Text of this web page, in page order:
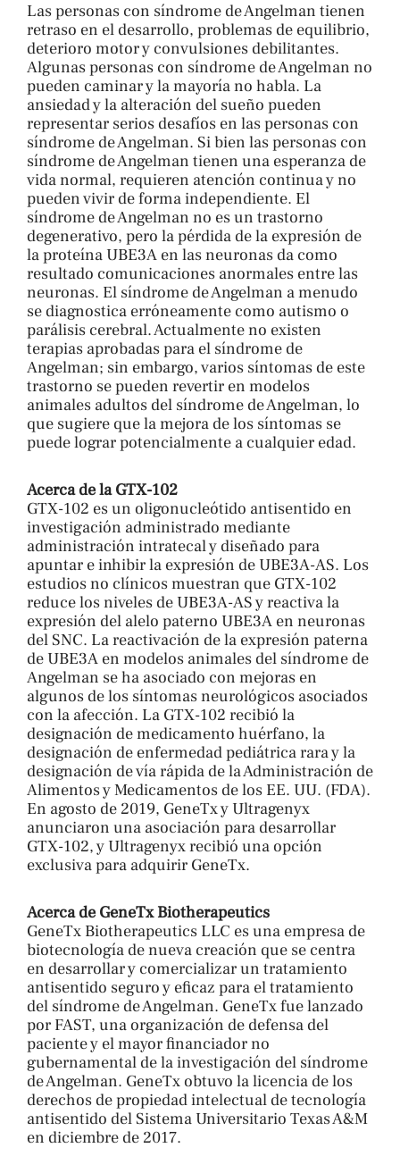
Las personas con síndrome de Angelman tienen
retraso en el desarrollo, problemas de equilibrio,
deterioro motor y convulsiones debilitantes.
Algunas personas con síndrome de Angelman no
pueden caminar y la mayoría no habla. La
ansiedad y la alteración del sueño pueden
representar serios desafíos en las personas con
síndrome de Angelman. Si bien las personas con
síndrome de Angelman tienen una esperanza de
vida normal, requieren atención continua y no
pueden vivir de forma independiente. El
síndrome de Angelman no es un trastorno
degenerativo, pero la pérdida de la expresión de
la proteína UBE3A en las neuronas da como
resultado comunicaciones anormales entre las
neuronas. El síndrome de Angelman a menudo
se diagnostica erróneamente como autismo o
parálisis cerebral. Actualmente no existen
terapias aprobadas para el síndrome de
Angelman; sin embargo, varios síntomas de este
trastorno se pueden revertir en modelos
animales adultos del síndrome de Angelman, lo
que sugiere que la mejora de los síntomas se
puede lograr potencialmente a cualquier edad.
Acerca de la GTX-102
GTX-102 es un oligonucleótido antisentido en
investigación administrado mediante
administración intratecal y diseñado para
apuntar e inhibir la expresión de UBE3A-AS. Los
estudios no clínicos muestran que GTX-102
reduce los niveles de UBE3A-AS y reactiva la
expresión del alelo paterno UBE3A en neuronas
del SNC. La reactivación de la expresión paterna
de UBE3A en modelos animales del síndrome de
Angelman se ha asociado con mejoras en
algunos de los síntomas neurológicos asociados
con la afección. La GTX-102 recibió la
designación de medicamento huérfano, la
designación de enfermedad pediátrica rara y la
designación de vía rápida de la Administración de
Alimentos y Medicamentos de los EE. UU. (FDA).
En agosto de 2019, GeneTx y Ultragenyx
anunciaron una asociación para desarrollar
GTX-102, y Ultragenyx recibió una opción
exclusiva para adquirir GeneTx.
Acerca de GeneTx Biotherapeutics
GeneTx Biotherapeutics LLC es una empresa de
biotecnología de nueva creación que se centra
en desarrollar y comercializar un tratamiento
antisentido seguro y eficaz para el tratamiento
del síndrome de Angelman. GeneTx fue lanzado
por FAST, una organización de defensa del
paciente y el mayor financiador no
gubernamental de la investigación del síndrome
de Angelman. GeneTx obtuvo la licencia de los
derechos de propiedad intelectual de tecnología
antisentido del Sistema Universitario Texas A&M
en diciembre de 2017.